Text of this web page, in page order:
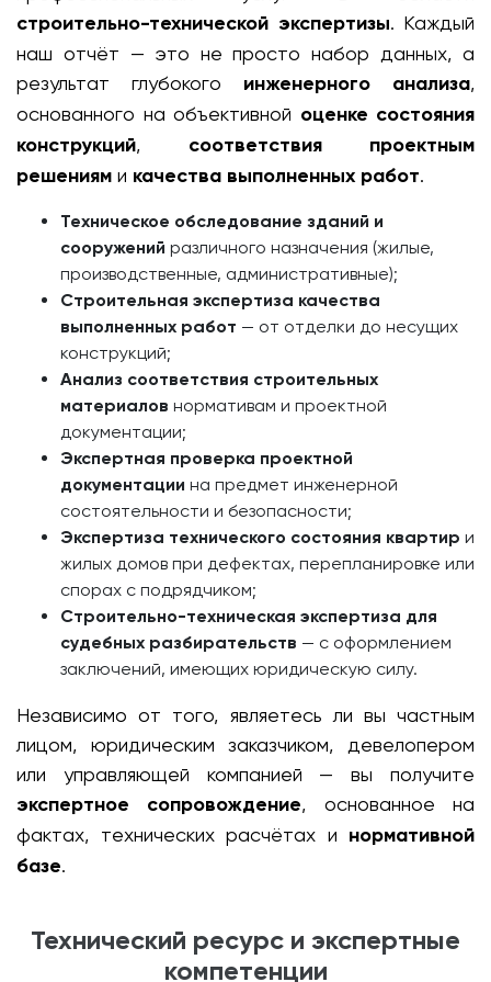
строительно-технической экспертизы. Каждый
наш отчёт — это не просто набор данных, а
результат глубокого инженерного анализа,
основанного на объективной оценке состояния
конструкций, соответствия проектным
решениям и качества выполненных работ.
Техническое обследование зданий и
сооружений различного назначения (жилые,
производственные, административные);
Строительная экспертиза качества
выполненных работ — от отделки до несущих
конструкций;
Анализ соответствия строительных
материалов нормативам и проектной
документации;
Экспертная проверка проектной
документации на предмет инженерной
состоятельности и безопасности;
Экспертиза технического состояния квартир и
жилых домов при дефектах, перепланировке или
спорах с подрядчиком;
Строительно-техническая экспертиза для
судебных разбирательств — с оформлением
заключений, имеющих юридическую силу.
Независимо от того, являетесь ли вы частным
лицом, юридическим заказчиком, девелопером
или управляющей компанией — вы получите
экспертное сопровождение, основанное на
фактах, технических расчётах и нормативной
базе.
Технический ресурс и экспертные
компетенции